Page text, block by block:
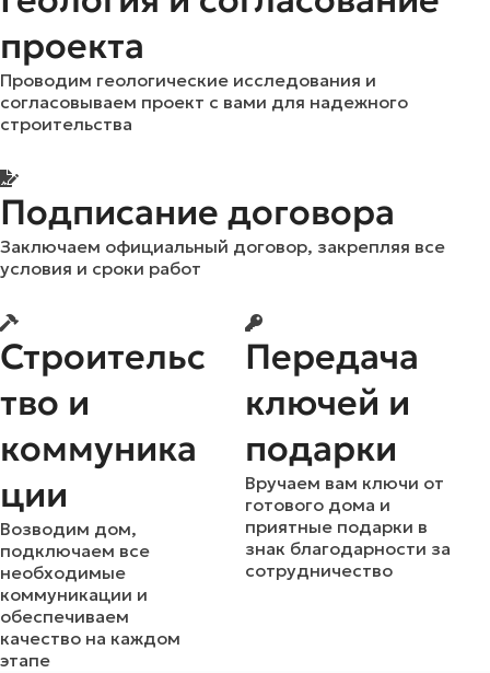
проекта
Проводим геологические исследования и
согласовываем проект с вами для надежного
строительства
Подписание договора
Заключаем официальный договор, закрепляя все
условия и сроки работ
Строительс
тво и
коммуника
ции
Возводим дом,
подключаем все
необходимые
коммуникации и
обеспечиваем
качество на каждом
этапе
Передача
ключей и
подарки
Вручаем вам ключи от
готового дома и
приятные подарки в
знак благодарности за
сотрудничество